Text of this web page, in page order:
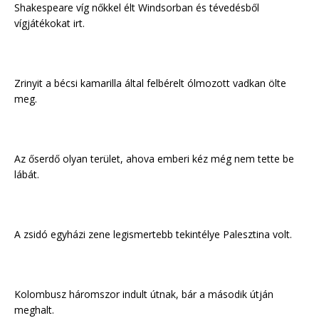
Shakespeare víg nőkkel élt Windsorban és tévedésből
vígjátékokat irt.
Zrinyit a bécsi kamarilla által felbérelt ólmozott vadkan ölte
meg.
Az őserdő olyan terület, ahova emberi kéz még nem tette be
lábát.
A zsidó egyházi zene legismertebb tekintélye Palesztina volt.
Kolombusz háromszor indult útnak, bár a második útján
meghalt.